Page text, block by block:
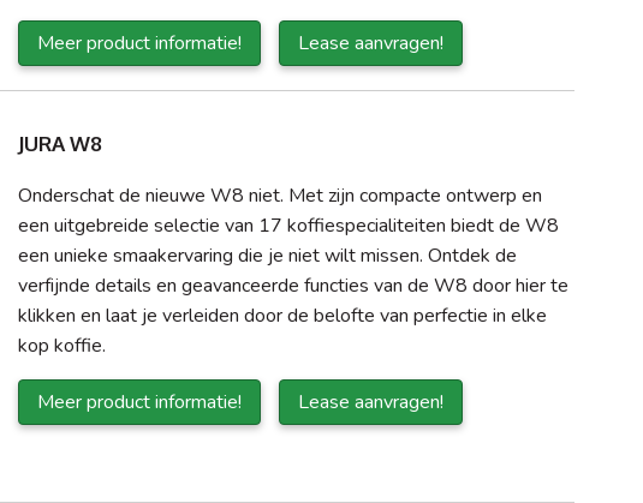
Meer product informatie! Lease aanvragen!
JURA W8
Onderschat de nieuwe W8 niet. Met zijn compacte ontwerp en
een uitgebreide selectie van 17 koffiespecialiteiten biedt de W8
een unieke smaakervaring die je niet wilt missen. Ontdek de
verfijnde details en geavanceerde functies van de W8 door hier te
klikken en laat je verleiden door de belofte van perfectie in elke
kop koffie.
Meer product informatie! Lease aanvragen!